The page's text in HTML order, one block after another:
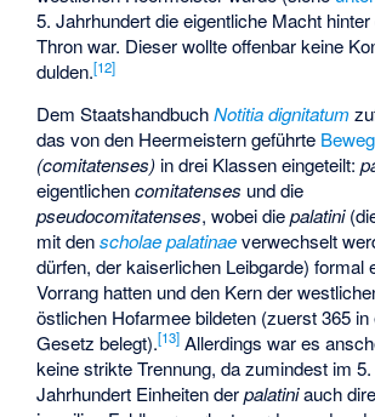
5. Jahrhundert die eigentliche Macht hinter
Thron war. Dieser wollte offenbar keine
dulden.[12]
Dem StaatshandbuchNotitia dignitatum
das von den Heermeistern geführte
(comitatenses) in drei Klassen eingeteilt:
eigentlichencomitatenses und die
pseudocomitatenses, wobei diepalatini
mit denscholae palatinaeverwechselt
dürfen, der kaiserlichen Leibgarde) formal
Vorrang hatten und den Kern der
östlichen Hofarmee bildeten (zuerst 365 in
Gesetz belegt).[13] Allerdings war es
keine strikte Trennung, da zumindest im 5.
Jahrhundert Einheiten derpalatiniauch